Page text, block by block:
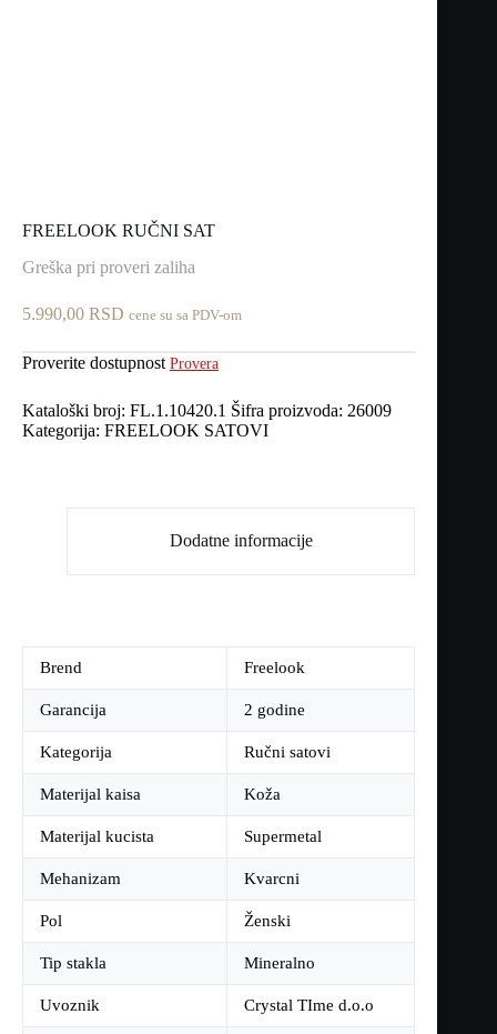
FREELOOK RUČNI SAT
Greška pri proveri zaliha
5.990,00 RSD cene su sa PDV-om
Proverite dostupnost Provera
Kataloški broj: FL.1.10420.1 Šifra proizvoda: 26009
Kategorija: FREELOOK SATOVI
Dodatne informacije
Brend Freelook
Garancija 2 godine
Kategorija Ručni satovi
Materijal kaisa Koža
Materijal kucista Supermetal
Mehanizam Kvarcni
Pol Ženski
Tip stakla Mineralno
Uvoznik Crystal TIme d.o.o